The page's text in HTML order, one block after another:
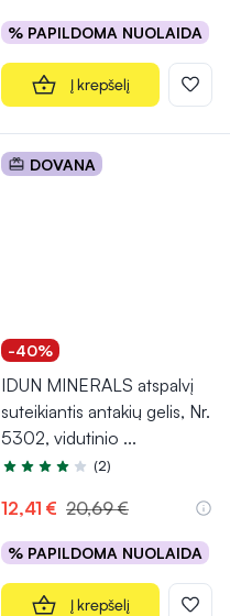
% PAPILDOMA NUOLAIDA
Į krepšelį
DOVANA
-40%
IDUN MINERALS atspalvį
suteikiantis antakių gelis, Nr.
5302, vidutinio ...
Įvertinimas 3.5 iš 5
(2)
12,41 € 20,69 €
% PAPILDOMA NUOLAIDA
Į krepšelį